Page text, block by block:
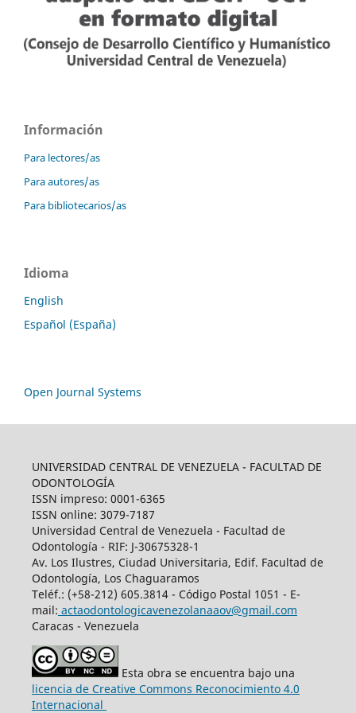
Información
Para lectores/as
Para autores/as
Para bibliotecarios/as
Idioma
English
Español (España)
Open Journal Systems
UNIVERSIDAD CENTRAL DE VENEZUELA - FACULTAD DE
ODONTOLOGÍA
ISSN impreso: 0001-6365
ISSN online: 3079-7187
Universidad Central de Venezuela - Facultad de
Odontología - RIF: J-30675328-1
Av. Los Ilustres, Ciudad Universitaria, Edif. Facultad de
Odontología, Los Chaguaramos
Teléf.: (+58-212) 605.3814 - Código Postal 1051 - E-
mail: actaodontologicavenezolanaaov@gmail.com
Caracas - Venezuela
Esta obra se encuentra bajo una
licencia de Creative Commons Reconocimiento 4.0
Internacional